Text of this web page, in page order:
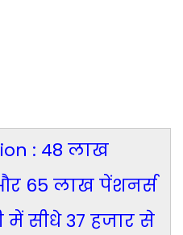
: 48 लाख
और 65 लाख पेंशनर्स
में सीधे 37 हजार से